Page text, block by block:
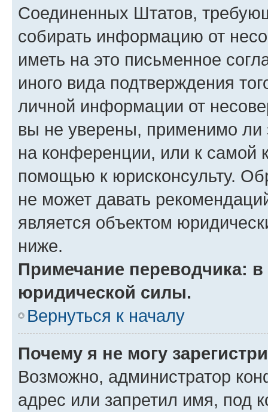
Соединенных Штатов,
собирать информацию от
иметь на это письменное
иного вида подтверждения
личной информации от
вы не уверены, применимо ли
на конференции, или к самой
помощью к юрисконсульту.
не может давать
является объектом
ниже.
Примечание переводчика:
юридической силы.
Вернуться к началу
Почему я не могу
Возможно, администратор
адрес или запретил имя, под